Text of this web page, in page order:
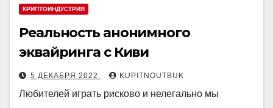
КРИПТОИНДУСТРИЯ
Реальность анонимного
эквайринга с Киви
5 ДЕКАБРЯ 2022 KUPITNOUTBUK
Любителей играть рисково и нелегально мы